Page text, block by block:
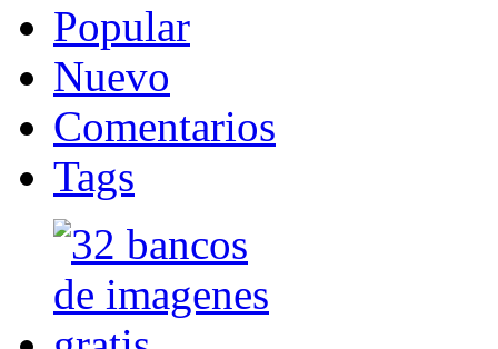
Popular
Nuevo
Comentarios
Tags